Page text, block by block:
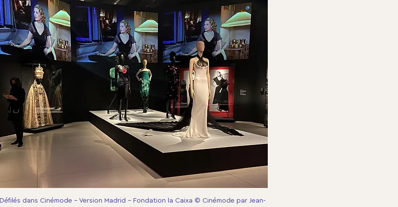
Défilés dans Cinémode - Version Madrid - Fondation la Caixa © Cinémode par Jean-